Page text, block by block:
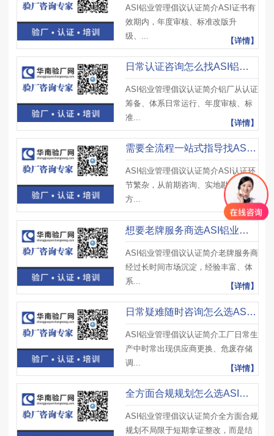
ASI铝业管理倡议认证简介ASI证书有
效期内，年度审核、标准改版升
级、...
【详情】
日常认证咨询怎么找ASI铝业管理倡议认证辅导公司？锁定华南验厂网
ASI铝业管理倡议认证简介铝厂从认证
筹备、体系日常运行、年度审核、标
准...
【详情】
需要全流程一站式指导找ASI铝业管理倡议认证辅导公司？信赖华南验厂网
ASI铝业管理倡议认证简介ASI认证环
节繁杂，从前期咨询、实地勘测、
方...
【详情】
想要老牌服务商选ASI铝业管理倡议认证辅导公司？对接华南验厂网
ASI铝业管理倡议认证简介老牌服务商
经过长时间市场沉淀，经验丰富、体
系...
【详情】
日常疑难随时咨询怎么选ASI铝业管理倡议认证辅导公司？首选华南验厂网
ASI铝业管理倡议认证简介工厂日常生
产中时常出现供应商更换、危废存储
调...
【详情】
全方面合规规划怎么选ASI铝业管理倡议认证辅导公司？对接华南验厂网
ASI铝业管理倡议认证简介全方面合规
规划不局限于短期拿证整改，而是结